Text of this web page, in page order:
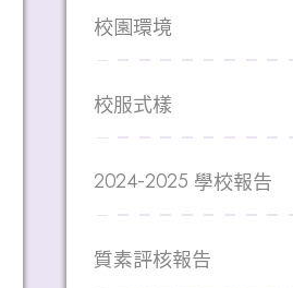
校園環境
校服式樣
2024-2025 學校報告
質素評核報告